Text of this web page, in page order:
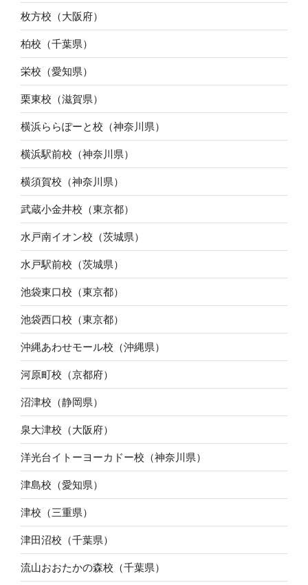
枚方校（大阪府）
柏校（千葉県）
栄校（愛知県）
栗東校（滋賀県）
横浜ららぽーと校（神奈川県）
横浜駅前校（神奈川県）
横須賀校（神奈川県）
武蔵小金井校（東京都）
水戸南イオン校（茨城県）
水戸駅前校（茨城県）
池袋東口校（東京都）
池袋西口校（東京都）
沖縄あわせモール校（沖縄県）
河原町校（京都府）
沼津校（静岡県）
泉大津校（大阪府）
洋光台イトーヨーカドー校（神奈川県）
津島校（愛知県）
津校（三重県）
津田沼校（千葉県）
流山おおたかの森校（千葉県）